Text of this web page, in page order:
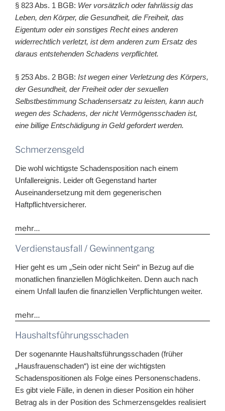
§ 823 Abs. 1 BGB: Wer vorsätzlich oder fahrlässig das
Leben, den Körper, die Gesundheit, die Freiheit, das
Eigentum oder ein sonstiges Recht eines anderen
widerrechtlich verletzt, ist dem anderen zum Ersatz des
daraus entstehenden Schadens verpflichtet.
§ 253 Abs. 2 BGB: Ist wegen einer Verletzung des Körpers,
der Gesundheit, der Freiheit oder der sexuellen
Selbstbestimmung Schadensersatz zu leisten, kann auch
wegen des Schadens, der nicht Vermögensschaden ist,
eine billige Entschädigung in Geld gefordert werden.
Schmerzensgeld
Die wohl wichtigste Schadensposition nach einem
Unfallereignis. Leider oft Gegenstand harter
Auseinandersetzung mit dem gegenerischen
Haftpflichtversicherer.
mehr…
Verdienstausfall / Gewinnentgang
Hier geht es um „Sein oder nicht Sein“ in Bezug auf die
monatlichen finanziellen Möglichkeiten. Denn auch nach
einem Unfall laufen die finanziellen Verpflichtungen weiter.
mehr…
Haushaltsführungsschaden
Der sogenannte Haushaltsführungsschaden (früher
„Hausfrauenschaden“) ist eine der wichtigsten
Schadenspositionen als Folge eines Personenschadens.
Es gibt viele Fälle, in denen in dieser Position ein höher
Betrag als in der Position des Schmerzensgeldes realisiert